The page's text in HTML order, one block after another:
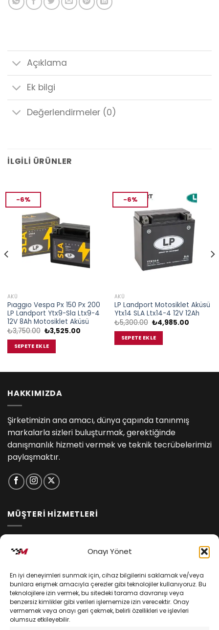
Onayı Yönet
En iyi deneyimleri sunmak için, cihaz bilgilerini saklamak ve/veya
bunlara erişmek amacıyla çerezler gibi teknolojiler kullanıyoruz. Bu
teknolojilere izin vermek, bu sitedeki tarama davranışı veya
benzersiz kimlikler gibi verileri işlememize izin verecektir. Onay
vermemek veya onayı geri çekmek, belirli özellikleri ve işlevleri
olumsuz etkileyebilir.
Açıklama
Ek bilgi
Değerlendirmeler (0)
İLGILI ÜRÜNLER
-6%
AKÜ
Pıaggıo Vespa Px 150 Px 200
LP Landport Ytx9-Sla Ltx9-4
12V 8Ah Motosiklet Aküsü
₺3,750.00 Orijinal
fiyat:
₺3,750.00.
₺3,525.00Şu
SEPETE EKLE
-6%
AKÜ
LP Landport Motosiklet Aküsü
Ytx14 SLA Ltx14-4 12V 12Ah
₺5,300.00 Orijinal
fiyat:
₺5,300.00.
₺4,985.00Şu
SEPETE EKLE
HAKKIMIZDA
Şirketimizin ana amacı, dünya çapında tanınmış
markalarla sizleri buluşturmak, gerektiğinde
danışmanlık hizmeti vermek ve teknik tecrübelerimizi
paylaşmaktır.
MÜŞTERİ HİZMETLERİ
Kişisel Verilerin Korunması
Mesafeli Satış Sözleşmesi